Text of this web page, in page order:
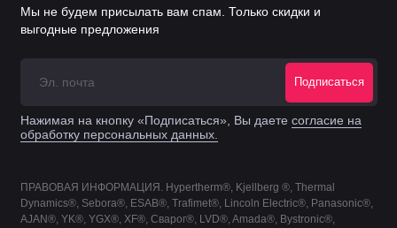
Мы не будем присылать вам спам. Только скидки и
выгодные предложения
Подписаться
Нажимая на кнопку «Подписаться», Вы даете согласие на
обработку персональных данных.
ПРАВОВАЯ ИНФОРМАЦИЯ. Hypertherm®, Kjellberg ®, Thermal
Dynamics®, Sebora®, ESAB®, Trafimet®, Lincoln Electric®, Panasonic®,
AJAN®, YK®, YGX®, XF®, Сварог®, LVD®, Amada®, Bystronic®,